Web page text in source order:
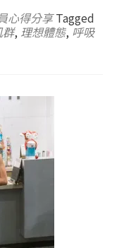
心得分享 Tagged
, 理想體態, 呼吸